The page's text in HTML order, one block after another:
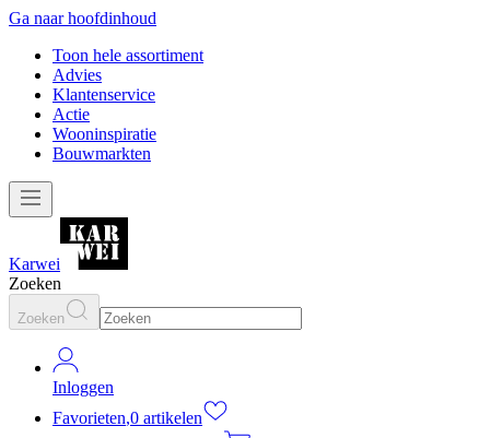
Ga naar hoofdinhoud
Toon hele assortiment
Advies
Klantenservice
Actie
Wooninspiratie
Bouwmarkten
Karwei
Zoeken
Zoeken
Inloggen
Favorieten,0 artikelen